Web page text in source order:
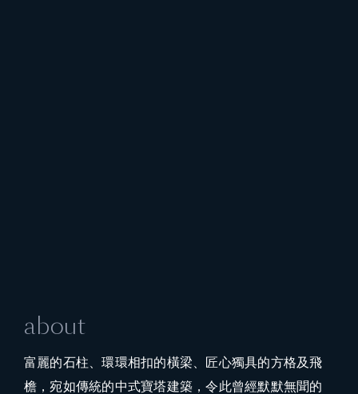
about
富麗的石柱、環環相扣的橫梁、匠心獨具的方格及飛
檐，宛如傳統的中式寶塔建築，令此曾經默默無聞的